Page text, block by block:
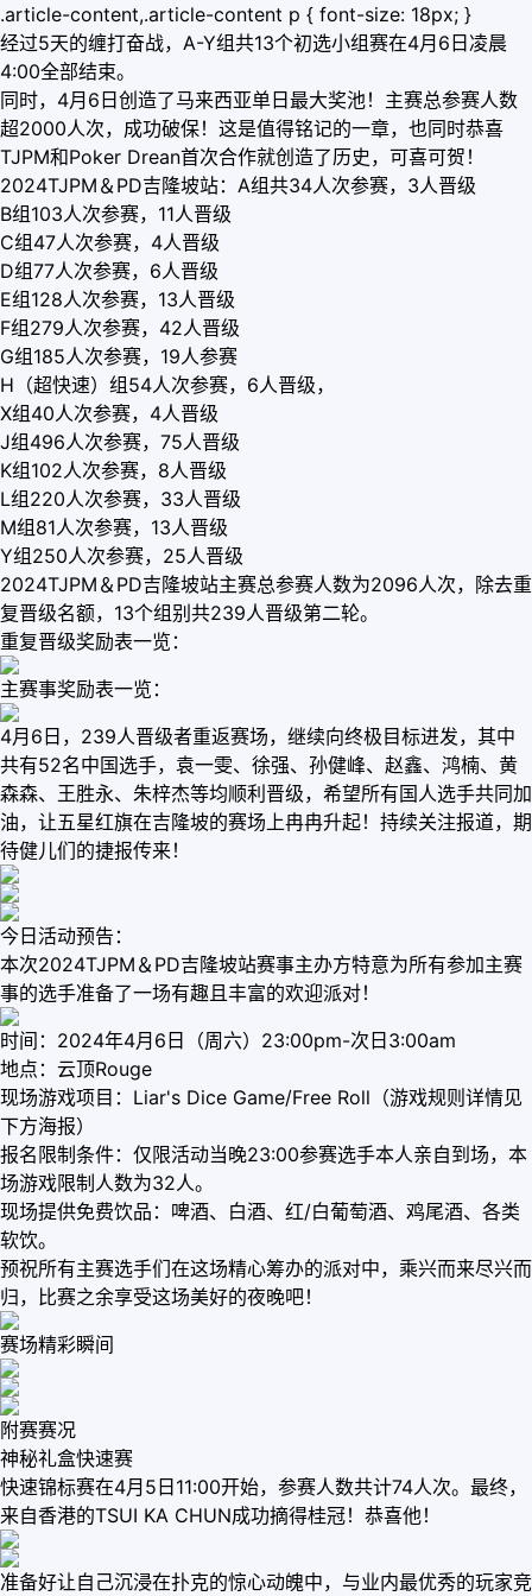
.article-content,.article-content p { font-size: 18px; }
经过5天的缠打奋战，A-Y组共13个初选小组赛在4月6日凌晨
4:00全部结束。
同时，4月6日创造了马来西亚单日最大奖池！主赛总参赛人数
超2000人次，成功破保！这是值得铭记的一章，也同时恭喜
TJPM和Poker Drean首次合作就创造了历史，可喜可贺！
2024TJPM＆PD吉隆坡站：A组共34人次参赛，3人晋级
B组103人次参赛，11人晋级
C组47人次参赛，4人晋级
D组77人次参赛，6人晋级
E组128人次参赛，13人晋级
F组279人次参赛，42人晋级
G组185人次参赛，19人参赛
H（超快速）组54人次参赛，6人晋级，
X组40人次参赛，4人晋级
J组496人次参赛，75人晋级
K组102人次参赛，8人晋级
L组220人次参赛，33人晋级
M组81人次参赛，13人晋级
Y组250人次参赛，25人晋级
2024TJPM＆PD吉隆坡站主赛总参赛人数为2096人次，除去重
复晋级名额，13个组别共239人晋级第二轮。
重复晋级奖励表一览：
主赛事奖励表一览：
4月6日，239人晋级者重返赛场，继续向终极目标进发，其中
共有52名中国选手，袁一雯、徐强、孙健峰、赵鑫、鸿楠、黄
森森、王胜永、朱梓杰等均顺利晋级，希望所有国人选手共同加
油，让五星红旗在吉隆坡的赛场上冉冉升起！持续关注报道，期
待健儿们的捷报传来！
今日活动预告：
本次2024TJPM＆PD吉隆坡站赛事主办方特意为所有参加主赛
事的选手准备了一场有趣且丰富的欢迎派对！
时间：2024年4月6日（周六）23:00pm-次日3:00am
地点：云顶Rouge
现场游戏项目：Liar's Dice Game/Free Roll（游戏规则详情见
下方海报）
报名限制条件：仅限活动当晚23:00参赛选手本人亲自到场，本
场游戏限制人数为32人。
现场提供免费饮品：啤酒、白酒、红/白葡萄酒、鸡尾酒、各类
软饮。
预祝所有主赛选手们在这场精心筹办的派对中，乘兴而来尽兴而
归，比赛之余享受这场美好的夜晚吧！
赛场精彩瞬间
附赛赛况
神秘礼盒快速赛
快速锦标赛在4月5日11:00开始，参赛人数共计74人次。最终，
来自香港的TSUI KA CHUN成功摘得桂冠！恭喜他！
准备好让自己沉浸在扑克的惊心动魄中，与业内最优秀的玩家竞